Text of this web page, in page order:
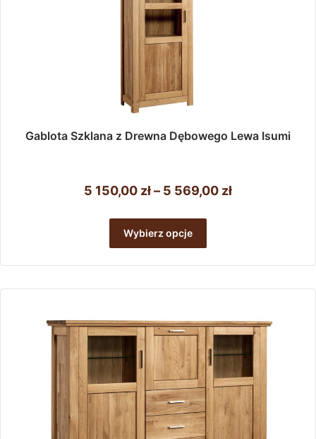
Gablota Szklana z Drewna Dębowego Lewa Isumi
5 150,00 zł– 5 569,00 złZakres
150,00 zł
do
569,00 zł
Wybierz opcje
ma
Opcje
wybrać
na
stronie
produktu